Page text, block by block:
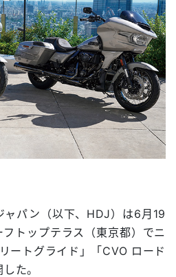
ャパン（以下、HDJ）は6月19
トップテラス（東京都）でニ
ートグライド」「CVO ロード
た。